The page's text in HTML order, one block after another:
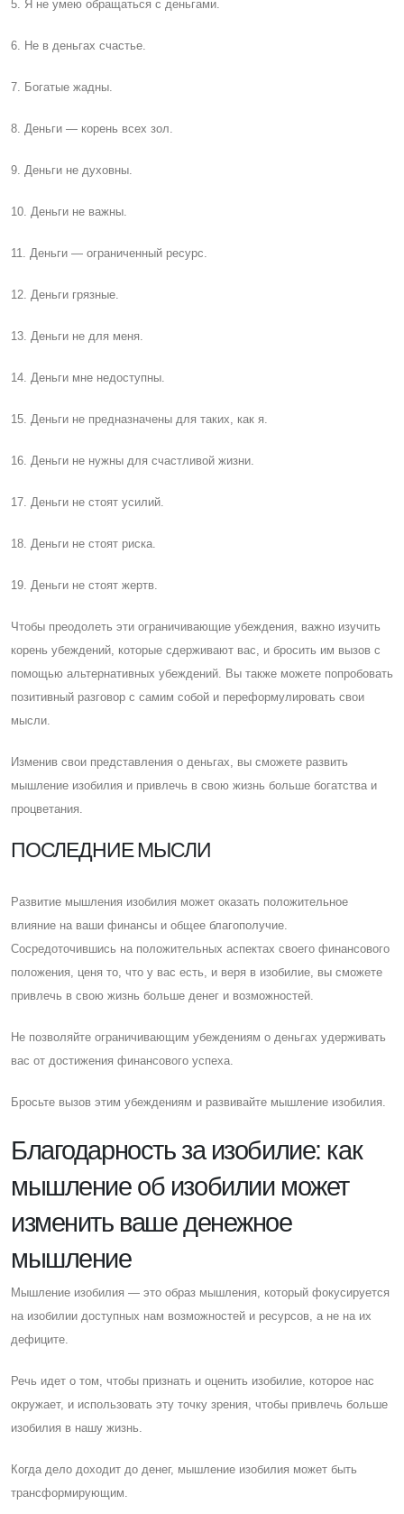
5. Я не умею обращаться с деньгами.
6. Не в деньгах счастье.
7. Богатые жадны.
8. Деньги — корень всех зол.
9. Деньги не духовны.
10. Деньги не важны.
11. Деньги — ограниченный ресурс.
12. Деньги грязные.
13. Деньги не для меня.
14. Деньги мне недоступны.
15. Деньги не предназначены для таких, как я.
16. Деньги не нужны для счастливой жизни.
17. Деньги не стоят усилий.
18. Деньги не стоят риска.
19. Деньги не стоят жертв.
Чтобы преодолеть эти ограничивающие убеждения, важно изучить
корень убеждений, которые сдерживают вас, и бросить им вызов с
помощью альтернативных убеждений. Вы также можете попробовать
позитивный разговор с самим собой и переформулировать свои
мысли.
Изменив свои представления о деньгах, вы сможете развить
мышление изобилия и привлечь в свою жизнь больше богатства и
процветания.
ПОСЛЕДНИЕ МЫСЛИ
Развитие мышления изобилия может оказать положительное
влияние на ваши финансы и общее благополучие.
Cосредоточившись на положительных аспектах своего финансового
положения, ценя то, что у вас есть, и веря в изобилие, вы сможете
привлечь в свою жизнь больше денег и возможностей.
Не позволяйте ограничивающим убеждениям о деньгах удерживать
вас от достижения финансового успеха.
Бросьте вызов этим убеждениям и развивайте мышление изобилия.
Благодарность за изобилие: как
мышление об изобилии может
изменить ваше денежное
мышление
Мышление изобилия — это образ мышления, который фокусируется
на изобилии доступных нам возможностей и ресурсов, а не на их
дефиците.
Речь идет о том, чтобы признать и оценить изобилие, которое нас
окружает, и использовать эту точку зрения, чтобы привлечь больше
изобилия в нашу жизнь.
Когда дело доходит до денег, мышление изобилия может быть
трансформирующим.